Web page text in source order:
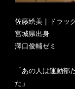
佐藤絵美｜ドラッ
宮城県出身
澤口俊輔ゼミ
「あの人は運動
た」